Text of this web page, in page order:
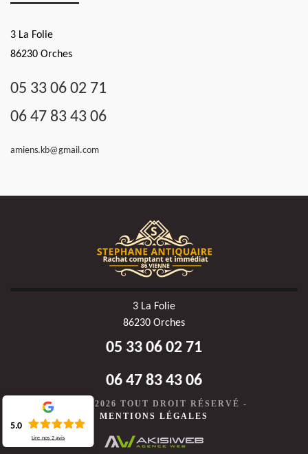
3 La Folie
86230 Orches
05 33 06 02 71
06 47 83 43 06
amiens.kb@gmail.com
3 La Folie
86230 Orches
05 33 06 02 71
06 47 83 43 06
©2020-2026 TOUT DROIT RÉSERVÉ -
MENTIONS LÉGALES
5.0
Lire nos 2avis